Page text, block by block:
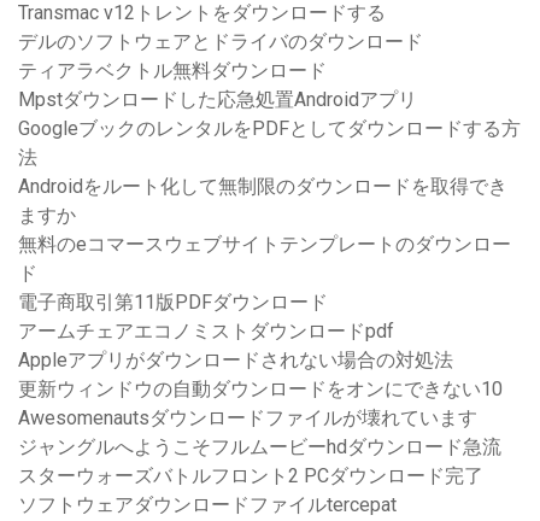
Transmac v12トレントをダウンロードする
デルのソフトウェアとドライバのダウンロード
ティアラベクトル無料ダウンロード
Mpstダウンロードした応急処置Androidアプリ
GoogleブックのレンタルをPDFとしてダウンロードする方
法
Androidをルート化して無制限のダウンロードを取得でき
ますか
無料のeコマースウェブサイトテンプレートのダウンロー
ド
電子商取引第11版PDFダウンロード
アームチェアエコノミストダウンロードpdf
Appleアプリがダウンロードされない場合の対処法
更新ウィンドウの自動ダウンロードをオンにできない10
Awesomenautsダウンロードファイルが壊れています
ジャングルへようこそフルムービーhdダウンロード急流
スターウォーズバトルフロント2 PCダウンロード完了
ソフトウェアダウンロードファイルtercepat